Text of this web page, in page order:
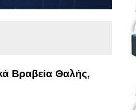
Βραβεία Θαλής,